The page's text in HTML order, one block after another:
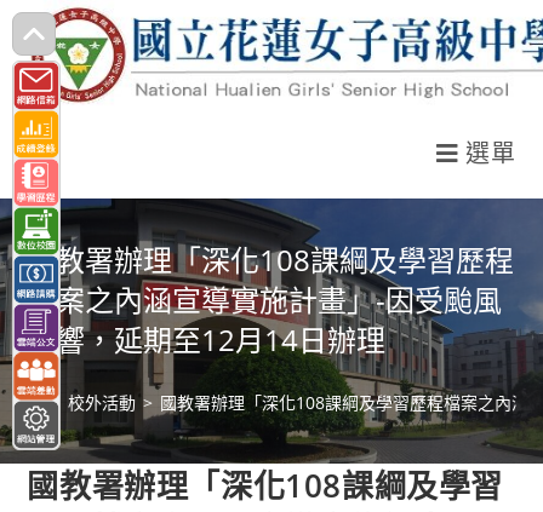
跳
轉
至
主
要
內
容
選單
國教署辦理「深化108課綱及學習歷程
檔案之內涵宣導實施計畫」-因受颱風
影響，延期至12月14日辦理
> 校外活動 > 國教署辦理「深化108課綱及學習歷程檔案之內涵
國教署辦理「深化108課綱及學習